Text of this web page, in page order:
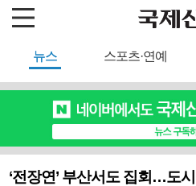
뉴스 스포츠·연예
‘전장연’ 부산서도 집회…도